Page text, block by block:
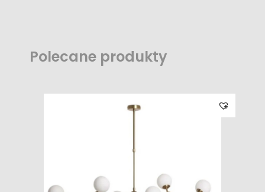
Polecane produkty